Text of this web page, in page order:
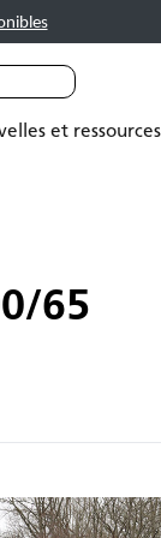
et ressources
65